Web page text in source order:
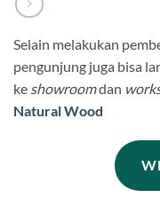
Selain melakukan
pengunjung juga bisa
ke showroomdan
Natural Wood